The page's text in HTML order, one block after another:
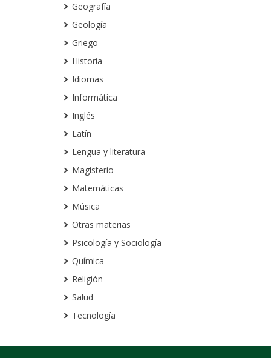
Geografía
Geología
Griego
Historia
Idiomas
Informática
Inglés
Latín
Lengua y literatura
Magisterio
Matemáticas
Música
Otras materias
Psicología y Sociología
Química
Religión
Salud
Tecnología